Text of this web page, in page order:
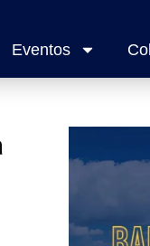
Eventos